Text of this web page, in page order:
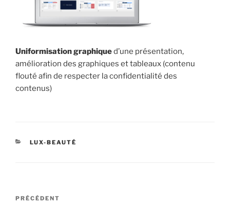
Uniformisation graphiqued’une présentation,
amélioration des graphiques et tableaux (contenu
flouté afin de respecter la confidentialité des
contenus)
CATÉGORIES
LUX-BEAUTÉ
Navigation
Article
PRÉCÉDENT